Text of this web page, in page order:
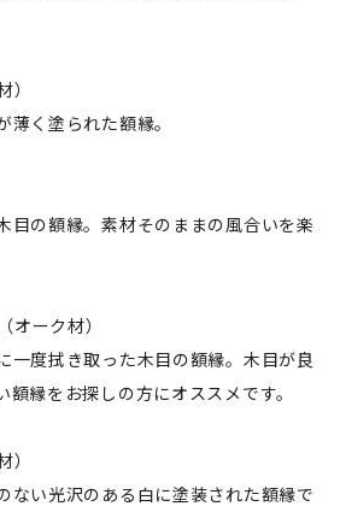
）
薄く塗られた額縁。
目の額縁。素材そのままの風合いを楽
オーク材）
一度拭き取った木目の額縁。木目が良
額縁をお探しの方にオススメです。
）
ない光沢のある白に塗装された額縁で